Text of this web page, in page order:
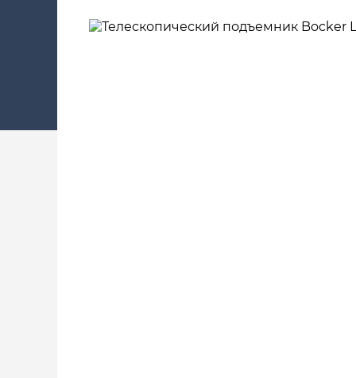
ТЕЛЕСКОПИЧЕСКИЕ ПОДЪЁМНИКИ